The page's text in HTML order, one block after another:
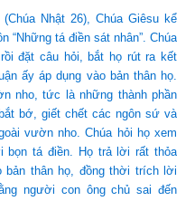
Nhật 26), Chúa Giêsu kể
“Những tá điền sát nhân”. Chúa
đặt câu hỏi, bắt họ rút ra kết
ấy áp dụng vào bản thân họ.
nho, tức là những thành phần
bớ, giết chết các ngôn sứ và
vườn nho. Chúa hỏi họ xem
bọn tá điền. Họ trả lời rất thỏa
bản thân họ, đồng thời trích lời
người con ông chủ sai đến